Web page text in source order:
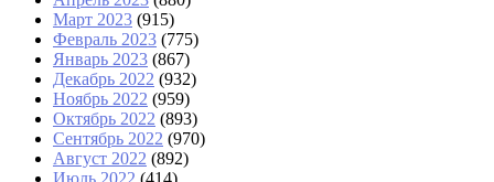
Март 2023 (915)
Февраль 2023 (775)
Январь 2023 (867)
Декабрь 2022 (932)
Ноябрь 2022 (959)
Октябрь 2022 (893)
Сентябрь 2022 (970)
Август 2022 (892)